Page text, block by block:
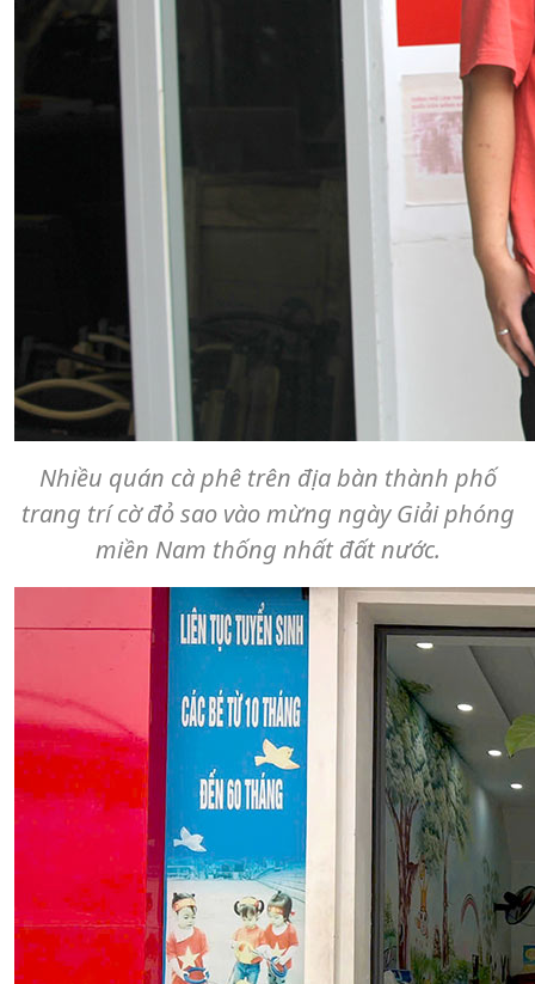
Nhiều quán cà phê trên địa bàn thành phố
trang trí cờ đỏ sao vào mừng ngày Giải phóng
miền Nam thống nhất đất nước.